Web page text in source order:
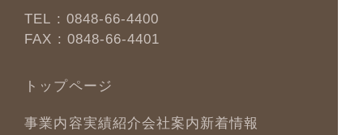
TEL : 0848-66-4400
FAX : 0848-66-4401
トップページ
事業内容実績紹介会社案内新着情報